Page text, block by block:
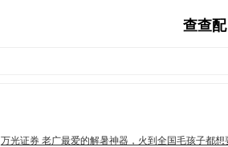
查查
万光证券 老广最爱的解暑神器，火到全国毛孩子都想